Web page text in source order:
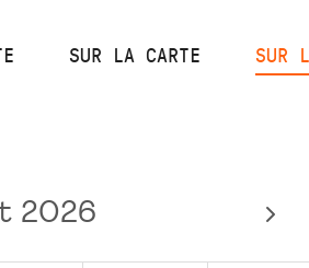
SUR LA CARTE SUR
2026